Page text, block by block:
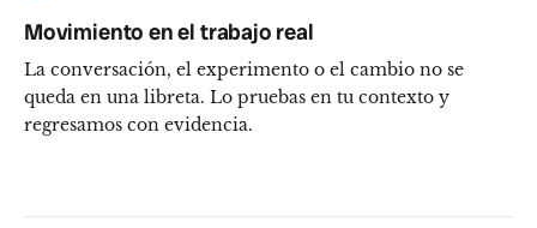
Movimiento en el trabajo real
La conversación, el experimento o el cambio no se
queda en una libreta. Lo pruebas en tu contexto y
regresamos con evidencia.